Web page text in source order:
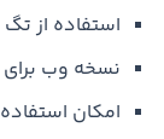
استفاده از
نسخه وب برای
امکان